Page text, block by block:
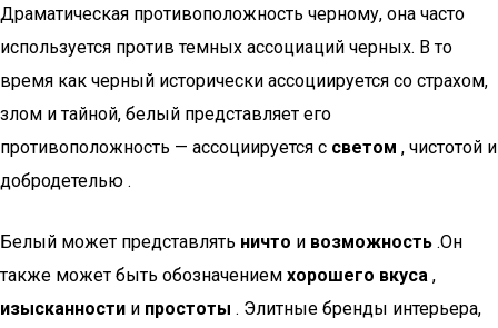
Драматическая противоположность черному, она часто
используется против темных ассоциаций черных. В то
время как черный исторически ассоциируется со страхом,
злом и тайной, белый представляет его
противоположность — ассоциируется с светом , чистотой и
добродетелью .
Белый может представлять ничто и возможность .Он
также может быть обозначением хорошего вкуса ,
изысканности и простоты . Элитные бренды интерьера,